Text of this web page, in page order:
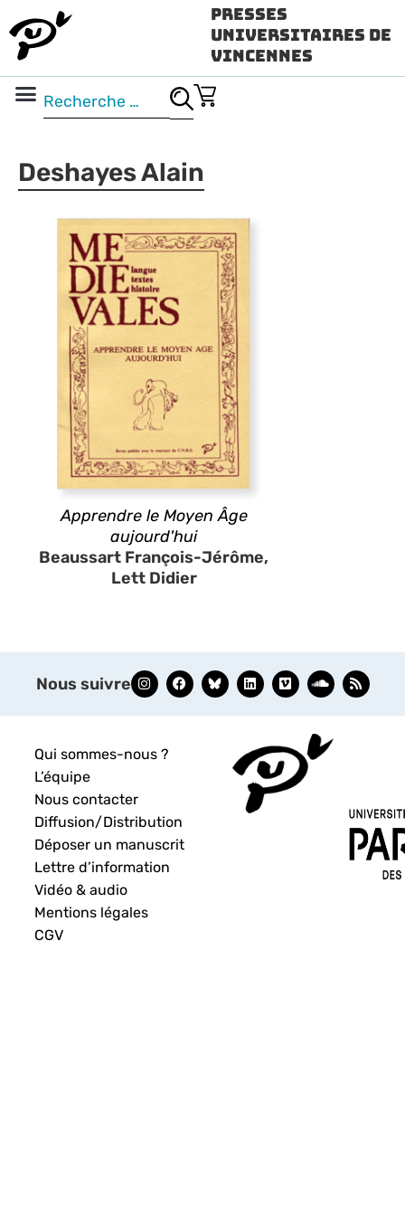
Presses
Universitaires de
Vincennes
Deshayes Alain
Apprendre le Moyen Âge
aujourd'hui
Beaussart François-Jérôme,
Lett Didier
Nous suivre
Qui sommes-nous ?
L’équipe
Nous contacter
Diffusion/Distribution
Déposer un manuscrit
Lettre d’information
Vidéo & audio
Mentions légales
CGV